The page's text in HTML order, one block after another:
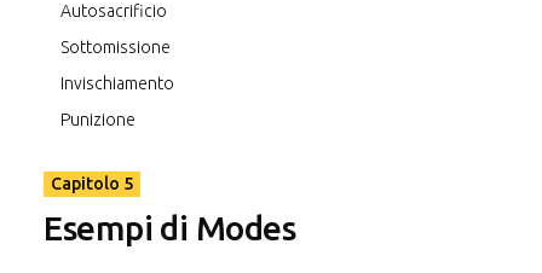
Autosacrificio
Sottomissione
Invischiamento
Punizione
Capitolo 5
Esempi di Modes